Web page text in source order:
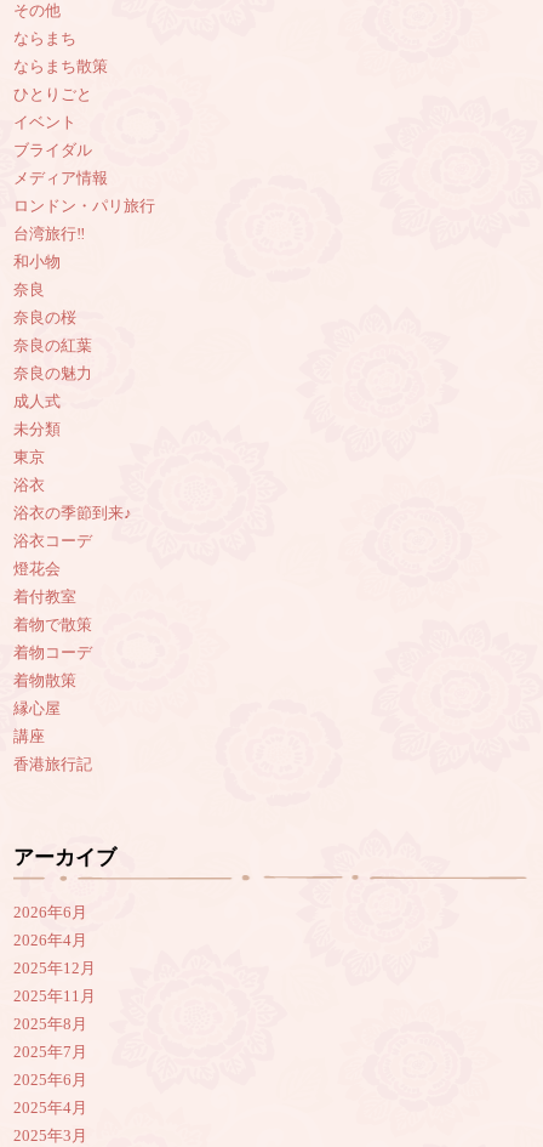
その他
ならまち
ならまち散策
ひとりごと
イベント
ブライダル
メディア情報
ロンドン・パリ旅行
台湾旅行‼︎
和小物
奈良
奈良の桜
奈良の紅葉
奈良の魅力
成人式
未分類
東京
浴衣
浴衣の季節到来♪
浴衣コーデ
燈花会
着付教室
着物で散策
着物コーデ
着物散策
縁心屋
講座
香港旅行記
アーカイブ
2026年6月
2026年4月
2025年12月
2025年11月
2025年8月
2025年7月
2025年6月
2025年4月
2025年3月